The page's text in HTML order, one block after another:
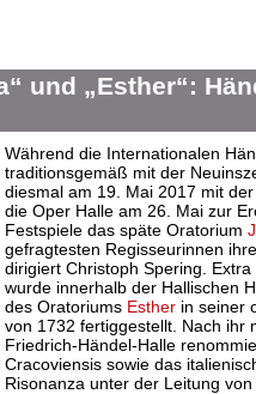
und „Esther“:
Während die Internationalen
traditionsgemäß mit der
diesmal am 19. Mai 2017 mit
die Oper Halle am 26. Mai zur
Festspiele das späte Oratorium
gefragtesten Regisseurinnen
dirigiert Christoph Spering.
wurde innerhalb der Hallischen
des Oratoriums Estherin seiner
von 1732 fertiggestellt. Nach ihr
Friedrich-Händel-Halle
Cracoviensis sowie das
Risonanza unter der Leitung